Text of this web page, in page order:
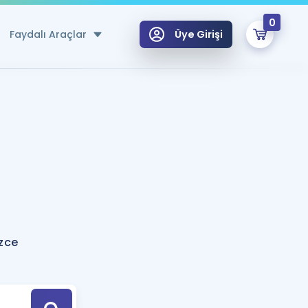
Faydalı Araçlar
Hesaplama Aracı
için Öneriler
Tek Takvimde
Üye Girişi
0